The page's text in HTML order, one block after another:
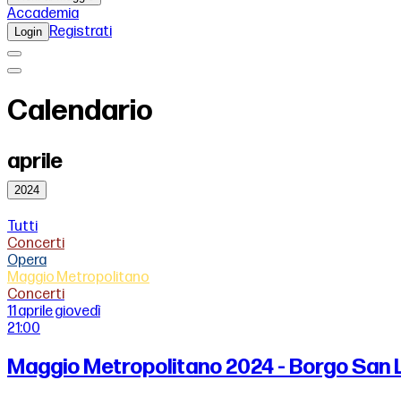
Accademia
Login Registrati
Calendario
aprile
2024
Tutti
Concerti
Opera
Maggio Metropolitano
Concerti
11 aprilegiovedì
21:00
Maggio Metropolitano 2024 - Borgo San